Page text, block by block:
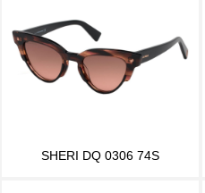
SHERI DQ 0306 74S